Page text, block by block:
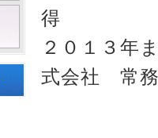
得
２０１３年
式会社 常